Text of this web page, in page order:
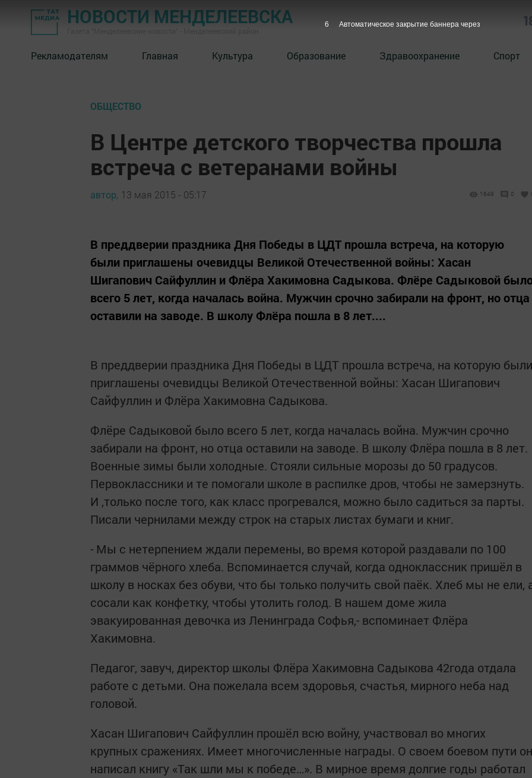
НОВОСТИ МЕНДЕЛЕЕВСКА
Рекламодателям Главная Культура Образование Здравоохранение Спорт
ОБЩЕСТВО
В Центре детского творчества прошла
встреча с ветеранами войны
автор, 13 мая 2015 - 05:17 1649 0
В преддверии праздника Дня Победы в ЦДТ прошла встреча, на которую
были приглашены очевидцы Великой Отечественной войны: Хасан
Шигапович Сайфуллин и Флёра Хакимовна Садыкова. Флёре Садыковой
всего 5 лет, когда началась война. Мужчин срочно забирали на фронт, но отца
оставили на заводе. В школу Флёра пошла в 8 лет....
В преддверии праздника Дня Победы в ЦДТ прошла встреча, на которую были
приглашены очевидцы Великой Отечественной войны: Хасан Шигапович
Сайфуллин и Флёра Хакимовна Садыкова.
Флёре Садыковой было всего 5 лет, когда началась война. Мужчин срочно
забирали на фронт, но отца оставили на заводе. В школу Флёра пошла в 8 лет.
Военные зимы были холодные. Стояли сильные морозы до 50 градусов.
Первоклассники и те помогали школе в распилке дров, чтобы не замерзнуть.
И ,только после того, как класс прогревался, можно было садиться за парты.
Писали чернилами между строк на старых листах бумаги и книг.
- Мы с нетерпением ждали перемены, во время которой раздавали по 100
граммов чёрного хлеба. Вспоминается случай, когда одноклассник пришёл в
школу в носках без обуви, что бы только получить свой паёк. Хлеб мы не ели,
сосали как конфетку, чтобы утолить голод. В нашем доме жила
эвакуированная девочка из Ленинграда Софья,- вспоминает Флёра
Хакимовна.
Педагог, завуч, директор школы Флёра Хакимовна Садыкова 42года отдала
работе с детьми. Она пожелала всем здоровья, счастья, мирного неба над
головой.
Хасан Шигапович Сайфуллин прошёл всю войну, участвовал во многих
крупных сражениях. Имеет многочисленные награды. О своем боевом пути он
написал книгу «Так шли мы к победе…». В мирное время долгие годы работал
5 Автоматическое закрытие баннера через